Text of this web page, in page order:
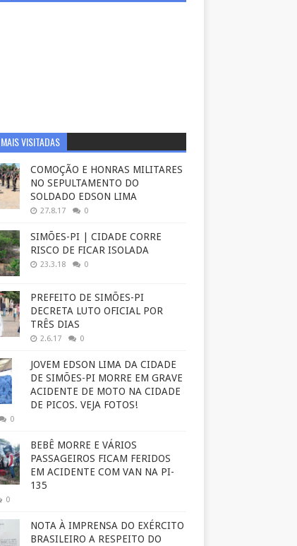
VISITADAS
COMOÇÃO E HONRAS MILITARES
NO SEPULTAMENTO DO
SOLDADO EDSON LIMA
27.8.17 0
SIMÕES-PI | CIDADE CORRE
RISCO DE FICAR ISOLADA
23.3.18 0
PREFEITO DE SIMÕES-PI
DECRETA LUTO OFICIAL POR
TRÊS DIAS
2.6.17 0
JOVEM EDSON LIMA DA CIDADE
DE SIMÕES-PI MORRE EM GRAVE
ACIDENTE DE MOTO NA CIDADE
DE PICOS. VEJA FOTOS!
0
BEBÊ MORRE E VÁRIOS
PASSAGEIROS FICAM FERIDOS
EM ACIDENTE COM VAN NA PI-
135
0
NOTA À IMPRENSA DO EXÉRCITO
BRASILEIRO A RESPEITO DO